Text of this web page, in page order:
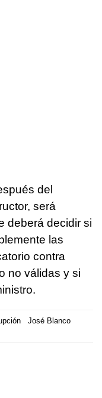
del
será
deberá decidir si
las
contra
no válidas y si
José Blanco